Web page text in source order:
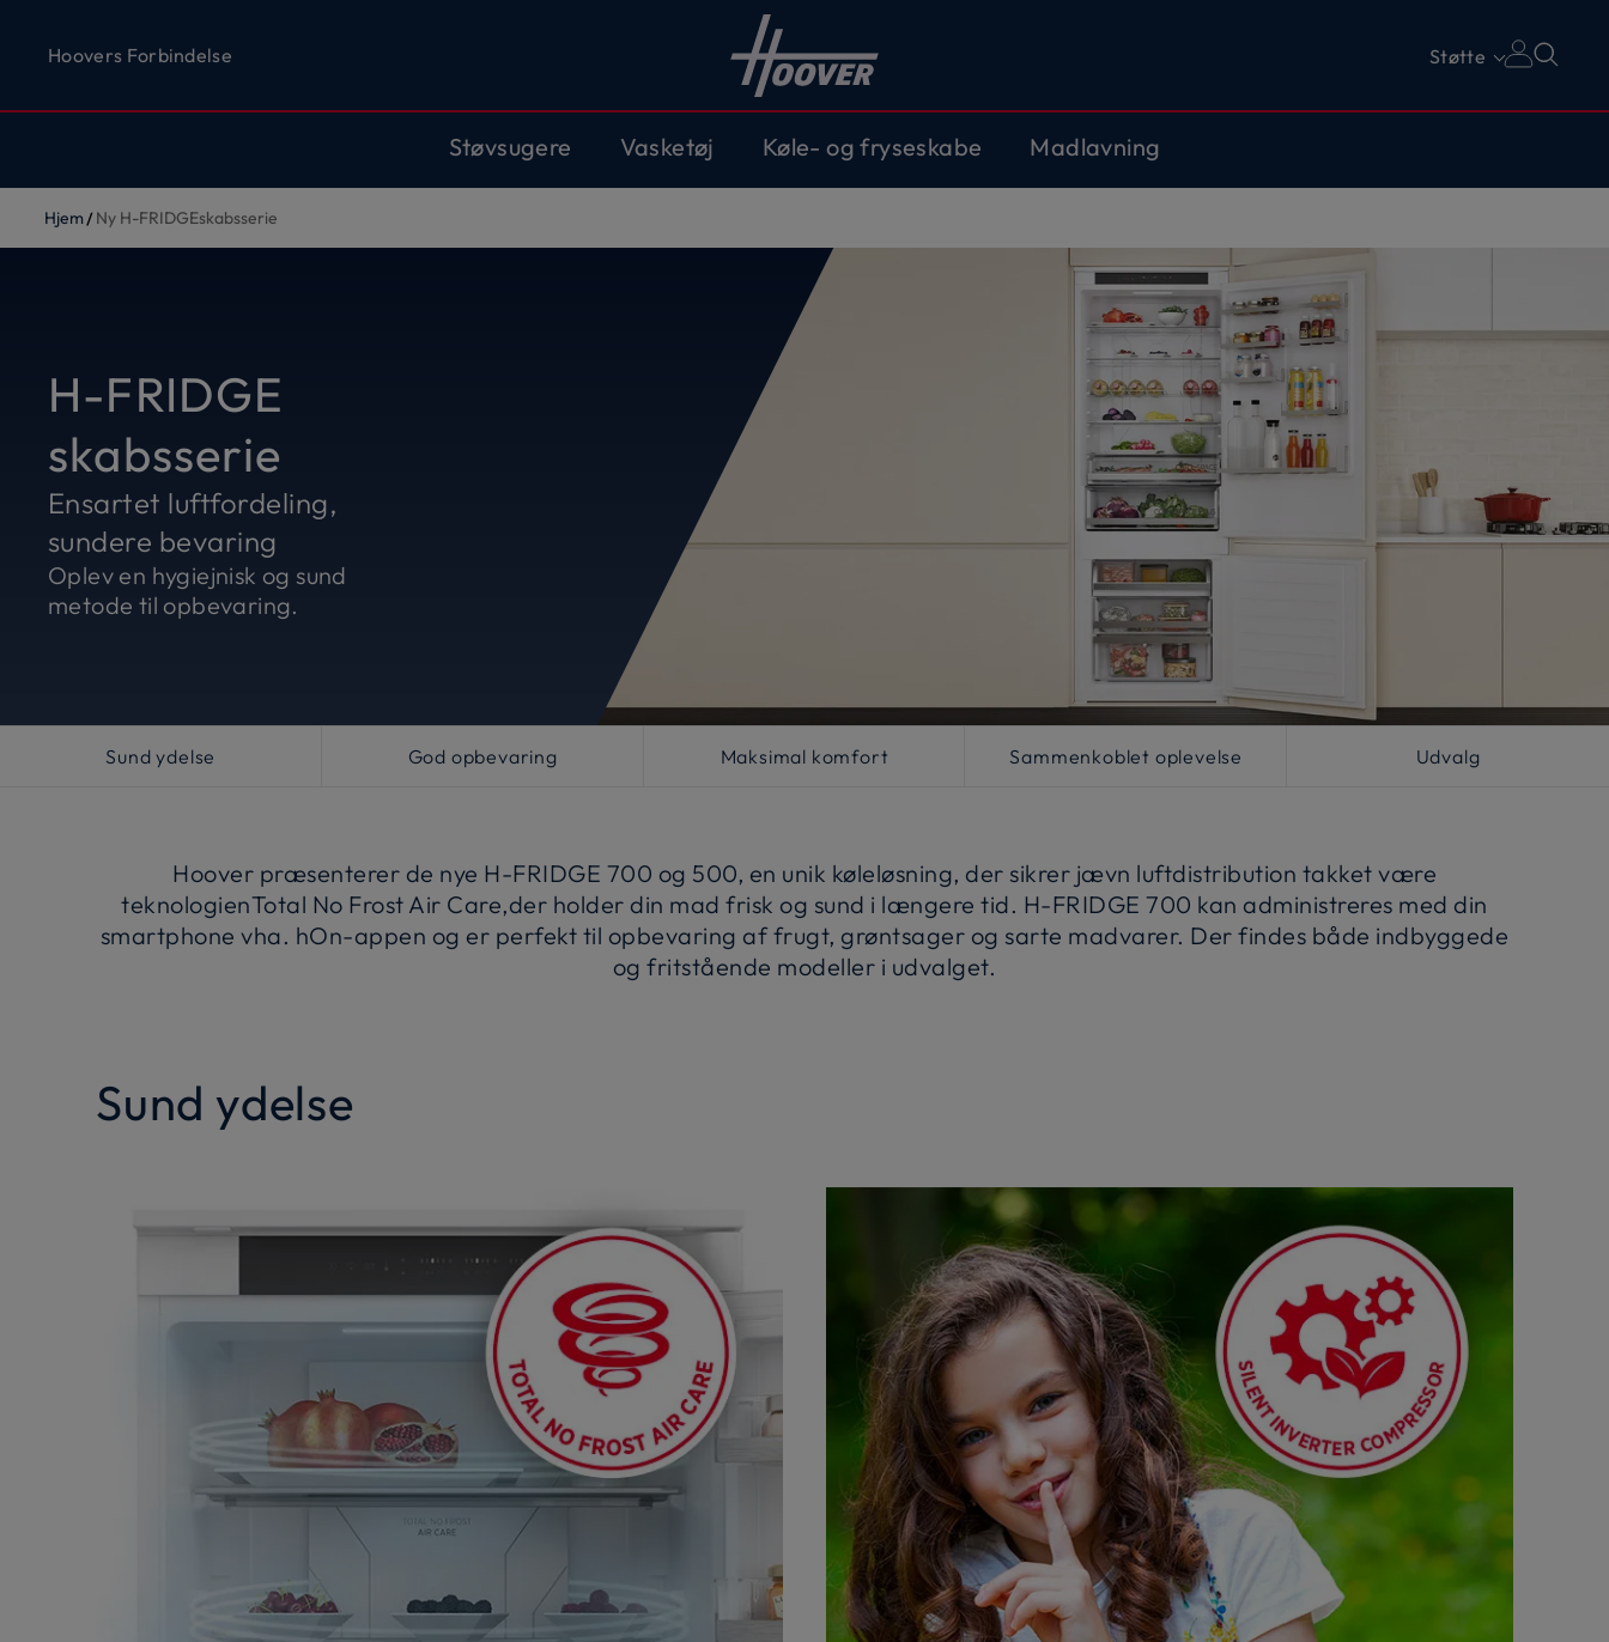
Hoovers Forbindelse Støtte
Støvsugere Vasketøj Køle- og fryseskabe Madlavning
Hjem Ny H-FRIDGEskabsserie
H-FRIDGE
skabsserie
Ensartet luftfordeling,
sundere bevaring
Oplev en hygiejnisk og sund
metode til opbevaring.
Sund ydelse God opbevaring Maksimal komfort Sammenkoblet oplevelse Udvalg
Hoover præsenterer de nye H-FRIDGE 700 og 500, en unik køleløsning, der sikrer jævn luftdistribution takket være
teknologienTotal No Frost Air Care,der holder din mad frisk og sund i længere tid. H-FRIDGE 700 kan administreres med din
smartphone vha. hOn-appen og er perfekt til opbevaring af frugt, grøntsager og sarte madvarer. Der findes både indbyggede
og fritstående modeller i udvalget.
Sund ydelse